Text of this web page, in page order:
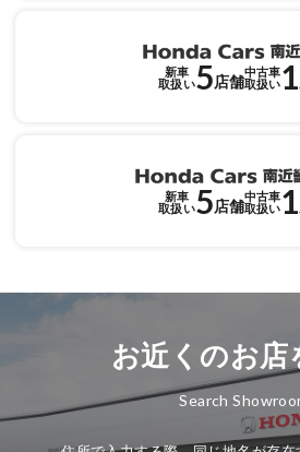
新車
取扱い5店舗
中古車
取扱い1
新車
取扱い5店舗
中古車
取扱い1
お近くのお店
Search